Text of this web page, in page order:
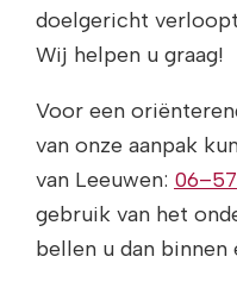
doelgericht
Wij helpen u graag!
Voor een
van onze aanpak
van Leeuwen:
gebruik van het
bellen u dan binnen